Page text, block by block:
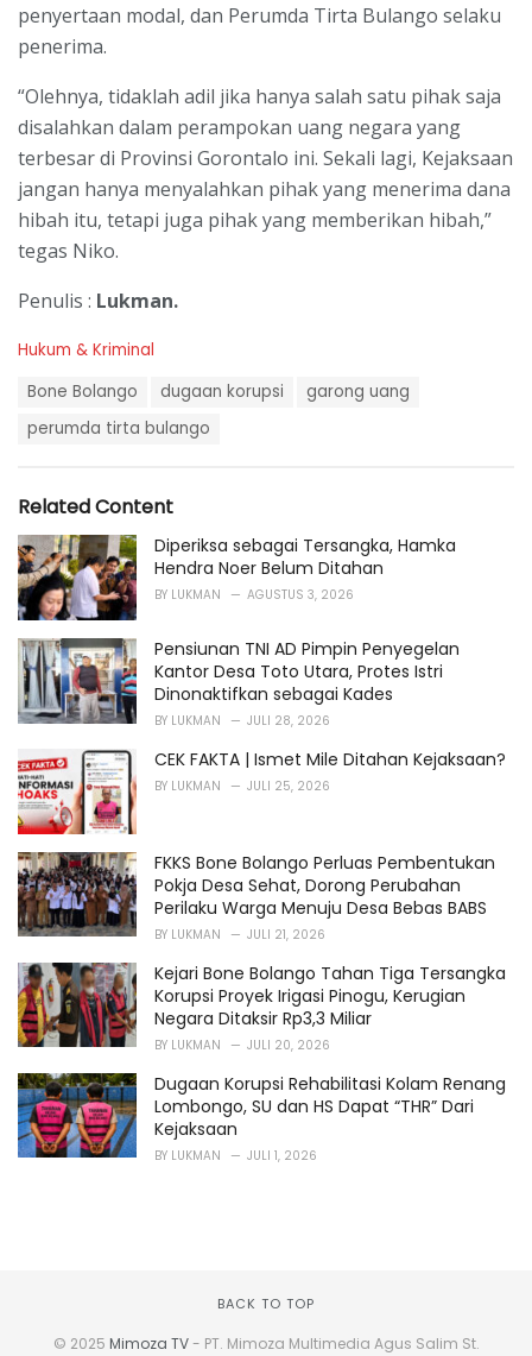
penyertaan modal, dan Perumda Tirta Bulango selaku
penerima.
“Olehnya, tidaklah adil jika hanya salah satu pihak saja
disalahkan dalam perampokan uang negara yang
terbesar di Provinsi Gorontalo ini. Sekali lagi, Kejaksaan
jangan hanya menyalahkan pihak yang menerima dana
hibah itu, tetapi juga pihak yang memberikan hibah,”
tegas Niko.
Penulis : Lukman.
C
i
e
s
:
Hukum & Kriminal
Bone Bolango dugaan korupsi
garong uang
perumda tirta bulango
Related Content
Diperiksa sebagai Tersangka, Hamka
Hendra Noer Belum Ditahan
BY LUKMAN AGUSTUS 3, 2026
Pensiunan TNI AD Pimpin Penyegelan
Kantor Desa Toto Utara, Protes Istri
Dinonaktifkan sebagai Kades
BY LUKMAN JULI 28, 2026
CEK FAKTA | Ismet Mile Ditahan Kejaksaan?
BY LUKMAN JULI 25, 2026
FKKS Bone Bolango Perluas Pembentukan
Pokja Desa Sehat, Dorong Perubahan
Perilaku Warga Menuju Desa Bebas BABS
BY LUKMAN JULI 21, 2026
Kejari Bone Bolango Tahan Tiga Tersangka
Korupsi Proyek Irigasi Pinogu, Kerugian
Negara Ditaksir Rp3,3 Miliar
BY LUKMAN JULI 20, 2026
Dugaan Korupsi Rehabilitasi Kolam Renang
Lombongo, SU dan HS Dapat “THR” Dari
Kejaksaan
BY LUKMAN JULI 1, 2026
BACK TO TOP
© 2025 Mimoza TV- PT. Mimoza Multimedia Agus Salim St.